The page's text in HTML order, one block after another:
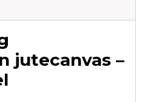
jutecanvas –